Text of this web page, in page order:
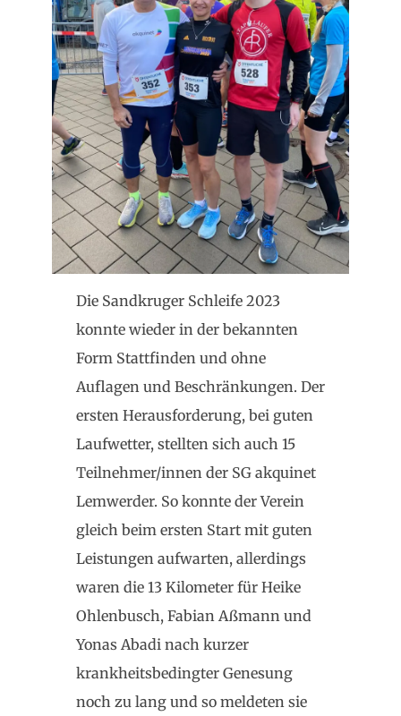
Die Sandkruger Schleife 2023
konnte wieder in der bekannten
Form Stattfinden und ohne
Auflagen und Beschränkungen. Der
ersten Herausforderung, bei guten
Laufwetter, stellten sich auch 15
Teilnehmer/innen der SG akquinet
Lemwerder. So konnte der Verein
gleich beim ersten Start mit guten
Leistungen aufwarten, allerdings
waren die 13 Kilometer für Heike
Ohlenbusch, Fabian Aßmann und
Yonas Abadi nach kurzer
krankheitsbedingter Genesung
noch zu lang und so meldeten sie